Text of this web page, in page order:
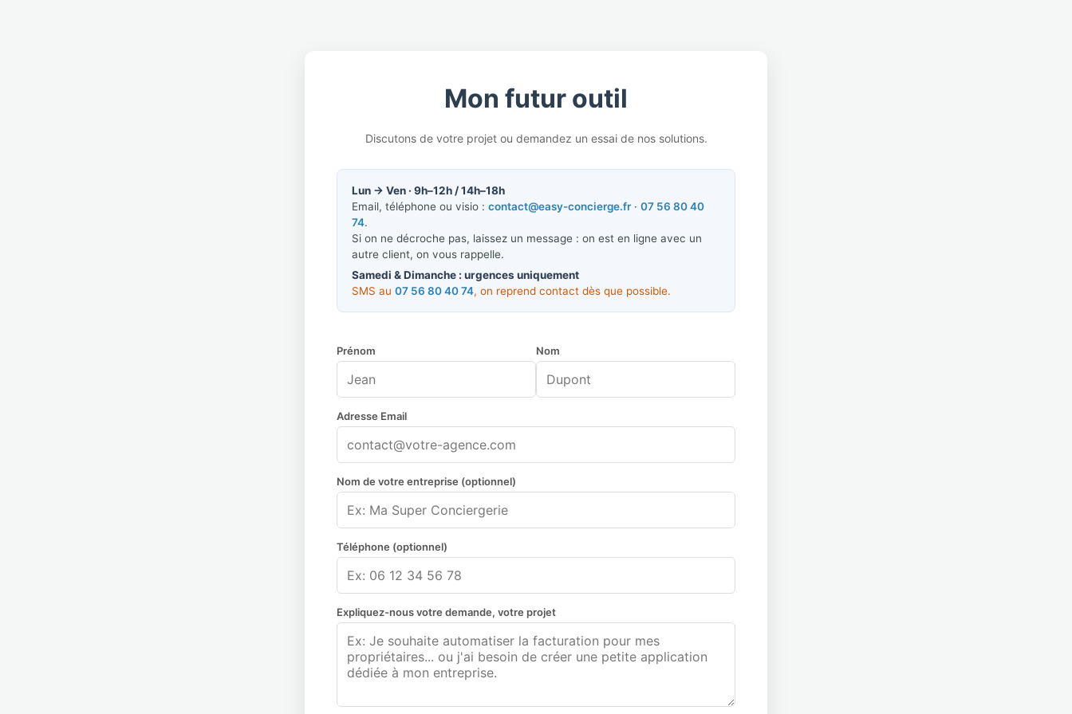
Mon futur outil
Discutons de votre projet ou demandez un essai de nos solutions.
Lun → Ven · 9h–12h / 14h–18h
Email, téléphone ou visio : contact@easy-concierge.fr · 07 56 80 40
74.
Si on ne décroche pas, laissez un message : on est en ligne avec un
autre client, on vous rappelle.
Samedi & Dimanche : urgences uniquement
SMS au 07 56 80 40 74, on reprend contact dès que possible.
Prénom Nom
Adresse Email
Nom de votre entreprise (optionnel)
Téléphone (optionnel)
Expliquez-nous votre demande, votre projet